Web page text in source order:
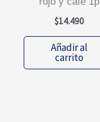
$14.490
Añadir al
carrito